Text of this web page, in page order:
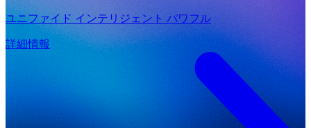
ユニファイド インテリジェント パワフル
詳細情報